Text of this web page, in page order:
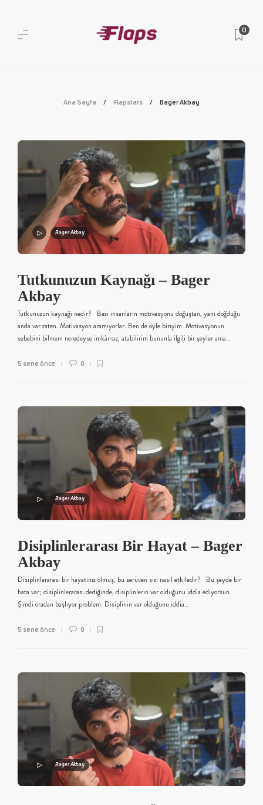
0
Ana Sayfa Flapstars Bager Akbay
Bager Akbay
Tutkunuzun Kaynağı – Bager
Akbay
Tutkunuzun kaynağı nedir? Bazı insanların motivasyonu doğuştan, yani doğduğu
anda var zaten. Motivasyon aramıyorlar. Ben de öyle biriyim. Motivasyonun
sebebini bilmem neredeyse imkânsız, atabilirim bununla ilgili bir şeyler ama…
5 sene önce 0
Bager Akbay
Disiplinlerarası Bir Hayat – Bager
Akbay
Disiplinlerarası bir hayatınız olmuş, bu serüven sizi nasıl etkiledir? Bu şeyde bir
hata var; disiplinlerarası dediğinde, disiplinlerin var olduğunu iddia ediyorsun.
Şimdi oradan başlıyor problem. Disiplinin var olduğunu iddia…
5 sene önce 0
Bager Akbay